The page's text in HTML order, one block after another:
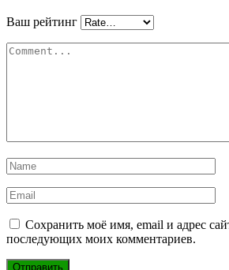
Ваш рейтинг
Сохранить моё имя, email и адрес
последующих моих комментариев.